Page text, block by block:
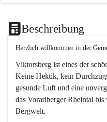
Beschreibung
Herzlich willkommen in der
Viktorsberg ist eines der
Keine Hektik, kein
gesunde Luft und eine
das Vorarlberger Rheintal
Bergwelt.